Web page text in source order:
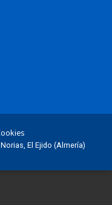
El Ejido (Almería)